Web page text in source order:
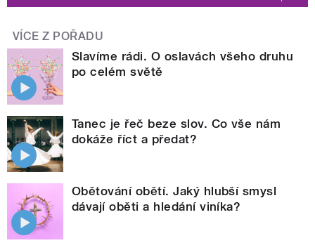
VÍCE Z POŘADU
Slavíme rádi. O oslavách všeho druhu
po celém světě
Tanec je řeč beze slov. Co vše nám
dokáže říct a předat?
Obětování obětí. Jaký hlubší smysl
dávají oběti a hledání viníka?